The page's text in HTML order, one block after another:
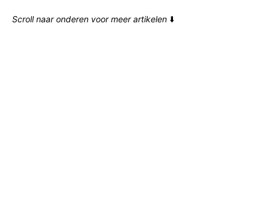
Scroll naar onderen voor meer artikelen ⬇️